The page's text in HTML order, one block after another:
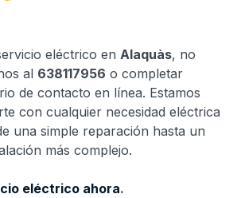
eléctrico en Alaquàs, no
al 638117956 o completar
de contacto en línea. Estamos
con cualquier necesidad eléctrica
una simple reparación hasta un
más complejo.
eléctrico ahora.